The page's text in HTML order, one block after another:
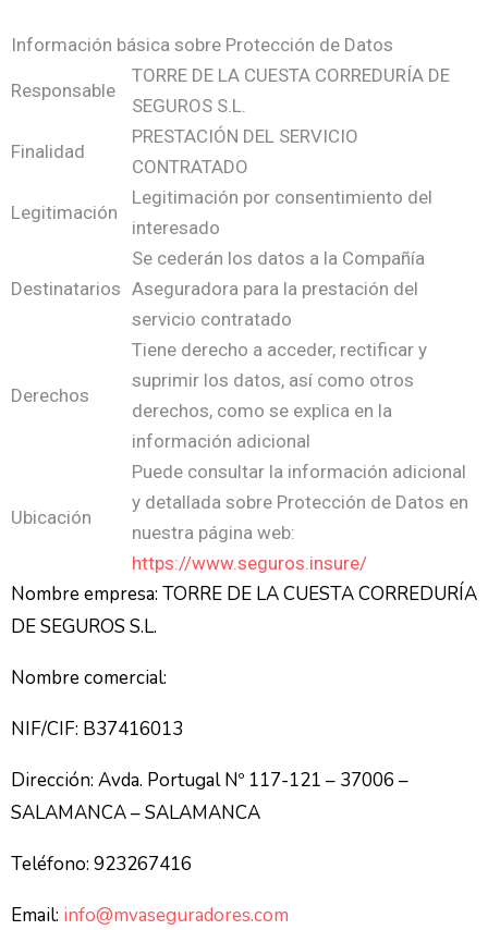
Información básica sobre Protección de Datos
Responsable
TORRE DE LA CUESTA CORREDURÍA DE
SEGUROS S.L.
Finalidad
PRESTACIÓN DEL SERVICIO
CONTRATADO
Legitimación
Legitimación por consentimiento del
interesado
Destinatarios
Se cederán los datos a la Compañía
Aseguradora para la prestación del
servicio contratado
Derechos
Tiene derecho a acceder, rectificar y
suprimir los datos, así como otros
derechos, como se explica en la
información adicional
Ubicación
Puede consultar la información adicional
y detallada sobre Protección de Datos en
nuestra página web:
https://www.seguros.insure/
Nombre empresa: TORRE DE LA CUESTA CORREDURÍA
DE SEGUROS S.L.
Nombre comercial:
NIF/CIF: B37416013
Dirección: Avda. Portugal Nº 117-121 – 37006 –
SALAMANCA – SALAMANCA
Teléfono: 923267416
Email: info@mvaseguradores.com